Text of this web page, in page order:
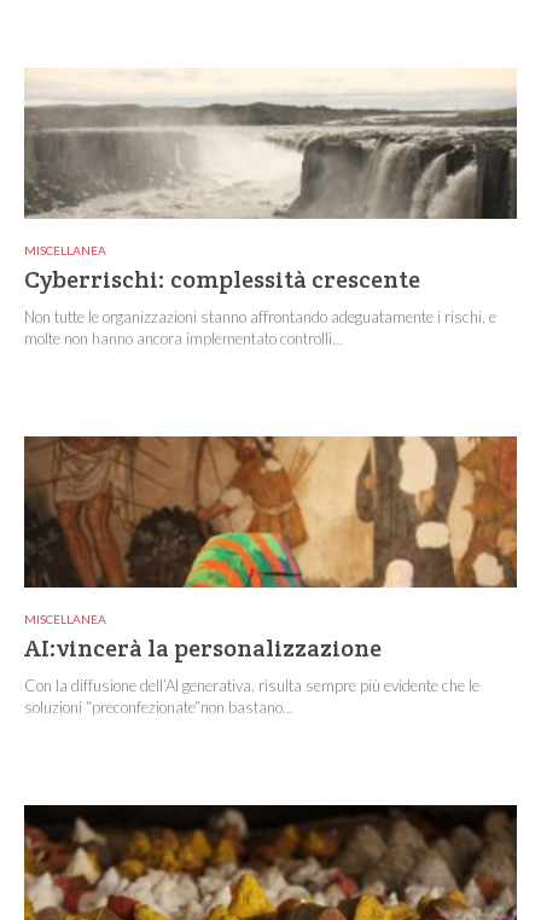
MISCELLANEA
Cyberrischi: complessità crescente
Non tutte le organizzazioni stanno affrontando adeguatamente i rischi, e
molte non hanno ancora implementato controlli...
MISCELLANEA
AI:vincerà la personalizzazione
Con la diffusione dell’AI generativa, risulta sempre più evidente che le
soluzioni “preconfezionate”non bastano...